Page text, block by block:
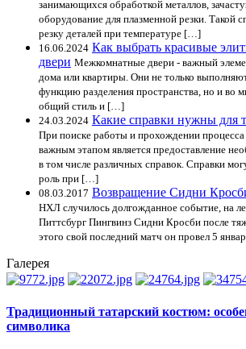
занимающихся обработкой металлов,
оборудование для плазменной резки. Такой
резку деталей при температуре […]
16.06.2024 Как выбрать красивые
двери Межкомнатные двери - важный
дома или квартиры. Они не только
функцию разделения пространства, но и во
общий стиль и […]
24.03.2024 Какие справки нужны для
При поиске работы и прохождении процесса
важным этапом является предоставление
в том числе различных справок. Справки
роль при […]
08.03.2017 Возвращение Сидни
НХЛ случилось долгожданное событие, на
Питтсбург Пингвинз Сидни Кросби после
этого свой последний матч он провел 5
Галерея
Традиционный татарский костюм:
символика